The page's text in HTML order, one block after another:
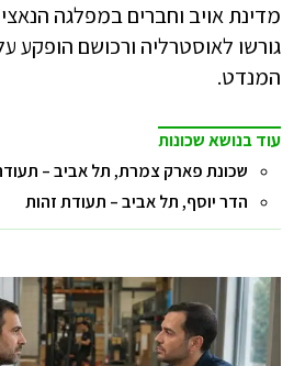
מדינת אויב וחברים במפלגה
גורשו לאוסטרליה ורכושם הופקע
המנדט.
עוד בנושא שכונות
שכונת פארק צמרת, תל אביב –
הדר יוסף, תל אביב – תעודת זהות